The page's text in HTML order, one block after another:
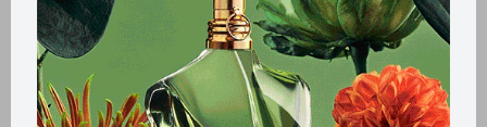
Productos que te pueden interesar